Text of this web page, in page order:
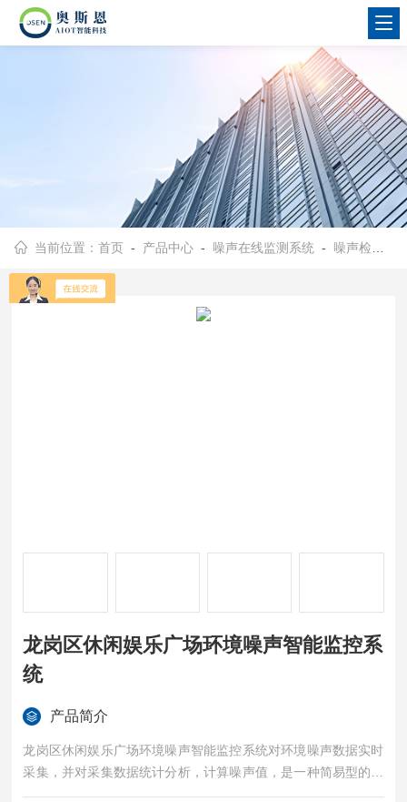
当前位置：首页 - 产品中心 - 噪声在线监测系统 - 噪声检测仪
龙岗区休闲娱乐广场环境噪声智能监控系
统
产品简介
龙岗区休闲娱乐广场环境噪声智能监控系统对环境噪声数据实时
采集，并对采集数据统计分析，计算噪声值，是一种简易型的户
外噪声自动监测系统。